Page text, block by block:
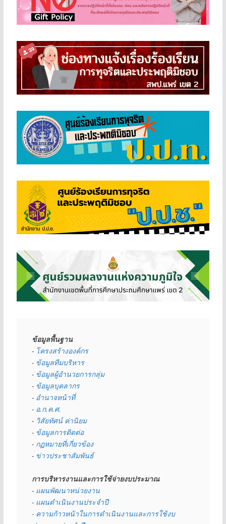
ข้อมูลพื้นฐาน
- โครงสร้างองค์กร
- ข้อมูลทีมบริหาร
- ข้อมูลผู้อำนวยการกลุ่ม
- ข้อมูลบุคลากร
- อำนาจหน้าที่
- อ.ก.ค.ศ.
- วิสัยทัศน์ ค่านิยม
- ข้อมูลการติดต่อ
- กฏหมายที่เกี่ยวข้อง
- ข่าวประชาสัมพันธ์
การบริหารงานและการใช้จ่ายงบประมาณ
- แผนพัฒนาหน่วยงาน
- แผนดำเนินงานประจำปี
- ความก้าวหน้าในการดำเนินงานและการใช้งบ